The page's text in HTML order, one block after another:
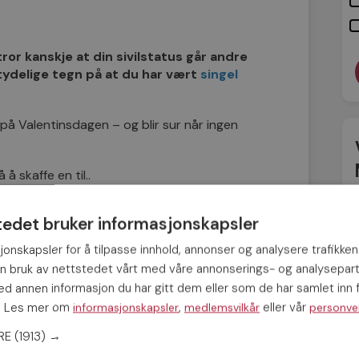
kanskje at din sivilstatus går andre
tegn på at du har vært singel
Valentinsdagen – og blir sur når ingen
å skaffe en til..
å se medlidende på deg når du for
person (og kanskje noen bokser med
å gjøre. Mikron er din beste venn.
eller hun ser deg mer som en fjern
bruker informasjonskapsler
for å tilpasse innhold, annonser og analysere
bruk av nettstedet vårt med våre annonserings- og
annen informasjon du har gitt dem eller som de har samlet inn
mer om informasjonskapsler, medlemsvilkår eller vår
(1913) →